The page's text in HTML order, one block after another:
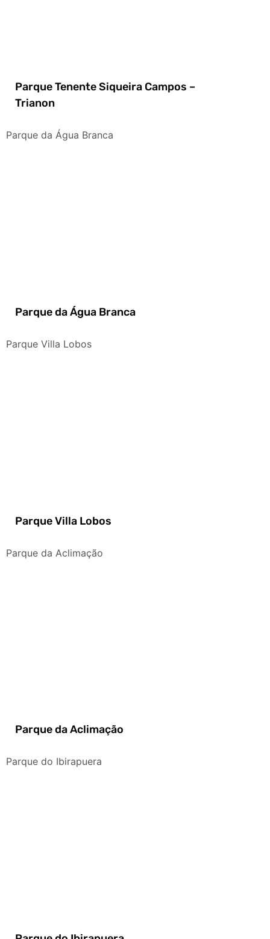
Parque Tenente Siqueira Campos –
Trianon
Parque da Água Branca
Parque da Água Branca
Parque Villa Lobos
Parque Villa Lobos
Parque da Aclimação
Parque da Aclimação
Parque do Ibirapuera